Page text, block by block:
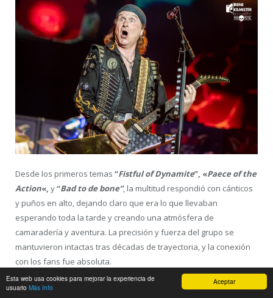
Aceptar
Esta web usa cookies para mejorar la experiencia de
usuario Más Info
Desde los primeros temas “Fistful of Dynamite”, «Paece of the
Action«, y“Bad to de bone”, la multitud respondió con cánticos
y puños en alto, dejando claro que era lo que llevaban
esperando toda la tarde y creando una atmósfera de
camaradería y aventura. La precisión y fuerza del grupo se
mantuvieron intactas tras décadas de trayectoria, y la conexión
con los fans fue absoluta.